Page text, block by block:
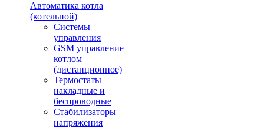
Автоматика котла
(котельной)
Системы
управления
GSM управление
котлом
(дистанционное)
Термостаты
накладные и
беспроводные
Стабилизаторы
напряжения